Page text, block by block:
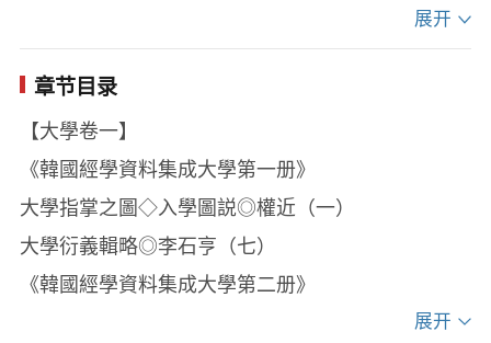
本、越南传统文化相融合，形成了适合其国家特色
和需要的儒学，韩国、日本、越南并涌现了大批儒
学大师，形成众多学派，大大丰富了儒学。这些学
人都有大量的著作存世，而都未经标点整理，而且
海外儒学文献分散在各地，查找困难，长期得不到
应有的重视。海外各国儒学的研究也受制于此。因
此整理出版《国际儒藏》是刻不容缓的抢救性工
作。孔子研究院汇聚全国国学研究力量，组织了中
国人民大学、河南大学、北京大学、清华大学、中
展开
章节目录
【大學卷一】
《韓國經學資料集成大學第一册》
大學指掌之圖◇入學圖説◎權近（一）
大學衍義輯略◎李石亨（七）
《韓國經學資料集成大學第二册》
展开